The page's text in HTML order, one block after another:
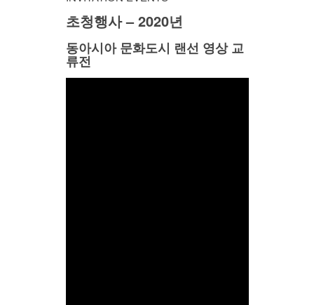
초청행사 – 2020년
동아시아 문화도시 랜선 영상 교
류전